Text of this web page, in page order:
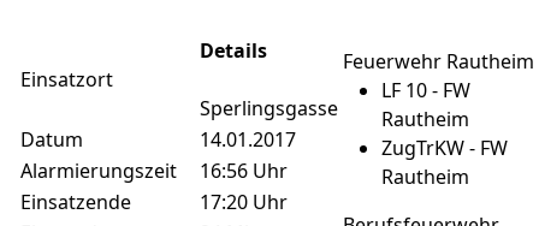
Einsatzort
Details
Sperlingsgasse
Datum
14.01.2017
Alarmierungszeit
16:56 Uhr
Einsatzende
17:20 Uhr
Feuerwehr Rautheim
LF 10 - FW
Rautheim
ZugTrKW - FW
Rautheim